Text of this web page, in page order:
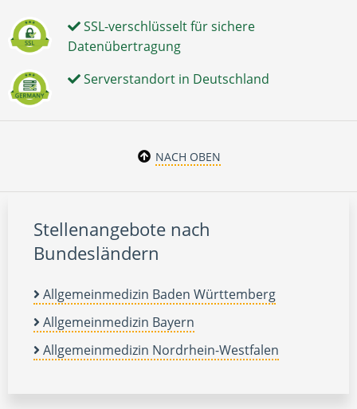
SSL-verschlüsselt für sichere
Datenübertragung
Serverstandort in Deutschland
NACH OBEN
Stellenangebote nach
Bundesländern
Allgemeinmedizin Baden Württemberg
Allgemeinmedizin Bayern
Allgemeinmedizin Nordrhein-Westfalen